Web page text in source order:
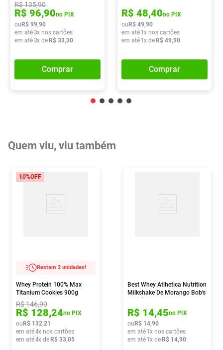
R$135,90
R$ 96,90no PIX
ou R$ 99,90
em até3x nos cartões
em até3x de R$ 33,30
Comprar
R$ 48,40no PIX
ou R$ 49,90
em até 1x nos cartões
em até 1x de R$ 49,90
Comprar
Quem viu, viu também
10%OFF
Restam 2 unidades!
Whey Protein 100% Max
Titanium Cookies 900g
R$146,90
R$ 128,24no PIX
ou R$ 132,21
em até4x nos cartões
em até4x de R$ 33,05
Best Whey Atlhetica Nutrition
Milkshake De Morango Bob's
R$ 14,45no PIX
ou R$ 14,90
em até 1x nos cartões
em até 1x de R$ 14,90